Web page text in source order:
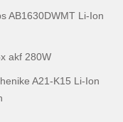
AB1630DWMT Li-Ion
akf 280W
A21-K15 Li-Ion